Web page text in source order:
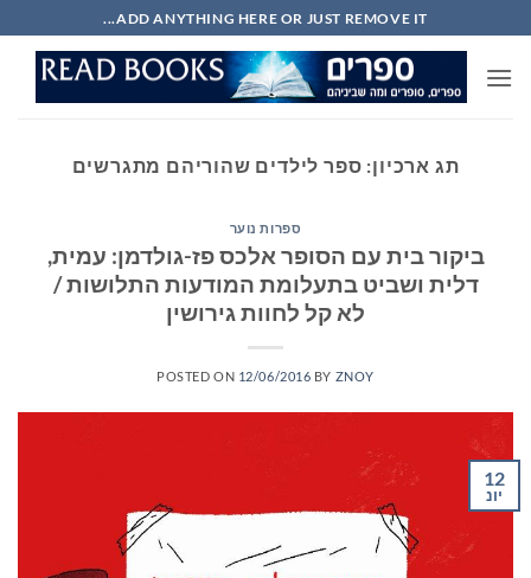
to
content
ADD ANYTHING HERE OR JUST REMOVE IT...
תג ארכיון: ספר לילדים שהוריהם מתגרשים
ספרות נוער
ביקור בית עם הסופר אלכס פז-גולדמן: עמית,
דלית ושביט בתעלומת המודעות התלושות /
לא קל לחוות גירושין
POSTED ON 12/06/2016 BY ZNOY
12
יונ